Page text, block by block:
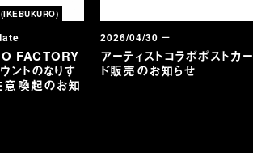
FACTORY
ントのなりす
意喚起のお知
2026/04/30 －
アーティストコラボポストカー
ド販売のお知らせ